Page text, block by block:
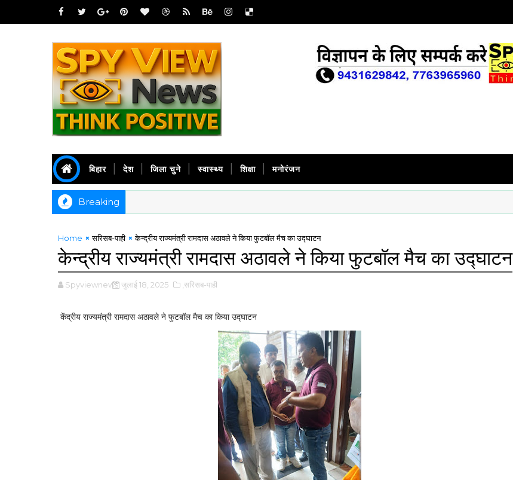
बिहार देश जिला चुने स्वास्थ्य शिक्षा मनोरंजन
Breaking
Home सरिसब-पाही केन्द्रीय राज्यमंत्री रामदास अठावले ने किया फुटबॉल मैच का उद्घाटन
केन्द्रीय राज्यमंत्री रामदास अठावले ने किया फुटबॉल मैच का उद्घाटन
Spyviewnews जुलाई 18, 2025 ,सरिसब-पाही
केंद्रीय राज्यमंत्री रामदास अठावले ने फुटबॉल मैच का किया उद्घाटन